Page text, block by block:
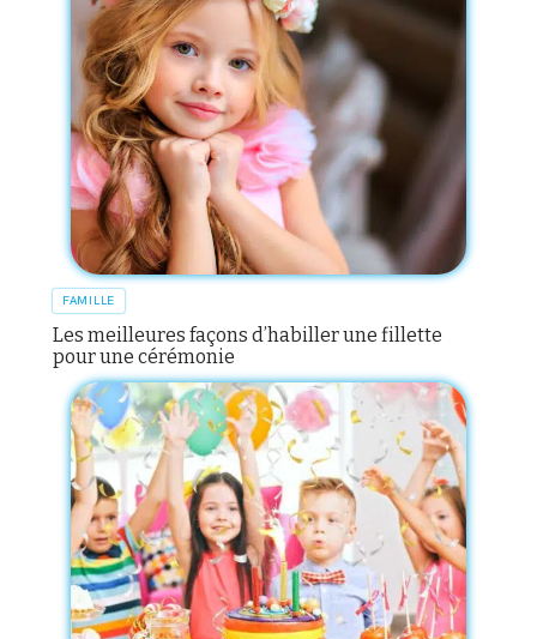
FAMILLE
Les meilleures façons d’habiller une fillette
pour une cérémonie